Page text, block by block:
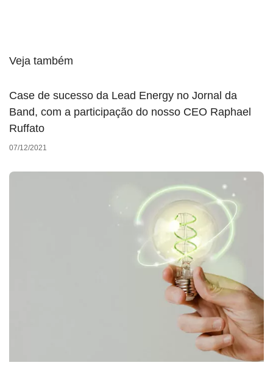
Veja também
Case de sucesso da Lead Energy no Jornal da
Band, com a participação do nosso CEO Raphael
Ruffato
07/12/2021